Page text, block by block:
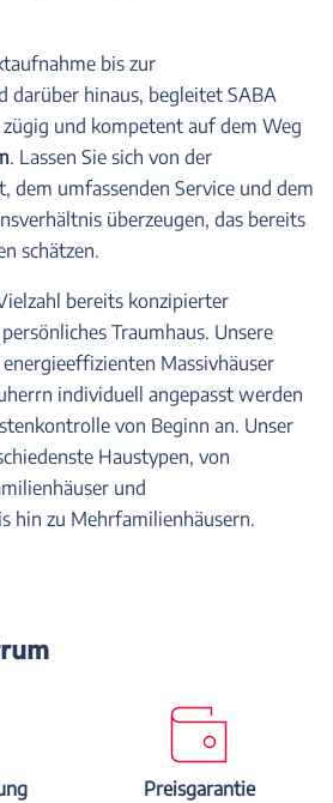
bis zur
darüber hinaus, begleitet SABA
und kompetent auf dem Weg
. Lassen Sie sich von der
dem umfassenden Service und dem
überzeugen, das bereits
schätzen.
bereits konzipierter
Traumhaus. Unsere
Massivhäuser
individuell angepasst werden
von Beginn an. Unser
Haustypen, von
und
hin zu Mehrfamilienhäusern.
Preisgarantie